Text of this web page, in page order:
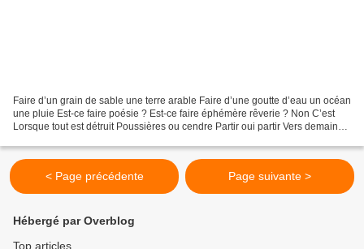
Faire d’un grain de sable une terre arable Faire d’une goutte d’eau un océan
une pluie Est-ce faire poésie ? Est-ce faire éphémère rêverie ? Non C’est
Lorsque tout est détruit Poussières ou cendre Partir oui partir Vers demain
< Page précédente Page suivante >
Hébergé par Overblog
Top articles